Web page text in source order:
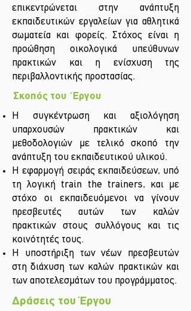
επικεντρώνεται στην ανάπτυξη
εκπαιδευτικών εργαλείων για αθλητικά
σωματεία και φορείς. Στόχος είναι η
προώθηση οικολογικά υπεύθυνων
πρακτικών και η ενίσχυση της
περιβαλλοντικής προστασίας.
Σκοπός του ΄Εργου
Η συγκέντρωση και αξιολόγηση
υπαρχουσών πρακτικών και
μεθοδολογιών με τελικό σκοπό την
ανάπτυξη του εκπαιδευτικού υλικού.
Η εφαρμογή σειράς εκπαιδεύσεων, υπό
τη λογική train the trainers, και με
στόχο οι εκπαιδευόμενοι να γίνουν
πρεσβευτές αυτών των καλών
πρακτικών στους συλλόγους και τις
κοινότητές τους.
Η υποστήριξη των νέων πρεσβευτών
στη διάχυση των καλών πρακτικών και
των αποτελεσμάτων του προγράμματος.
Δράσεις του Έργου